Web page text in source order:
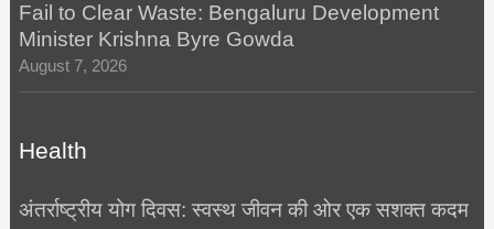
Fail to Clear Waste: Bengaluru Development
Minister Krishna Byre Gowda
August 7, 2026
Health
अंतर्राष्ट्रीय योग दिवस: स्वस्थ जीवन की ओर एक सशक्त कदम